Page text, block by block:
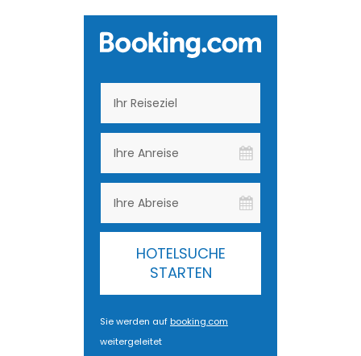
HOTELSUCHE
STARTEN
Sie werden aufbooking.com
weitergeleitet